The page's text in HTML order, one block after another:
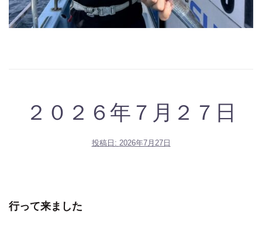
２０２６年７月２７日
投稿日: 2026年7月27日
行って来ました